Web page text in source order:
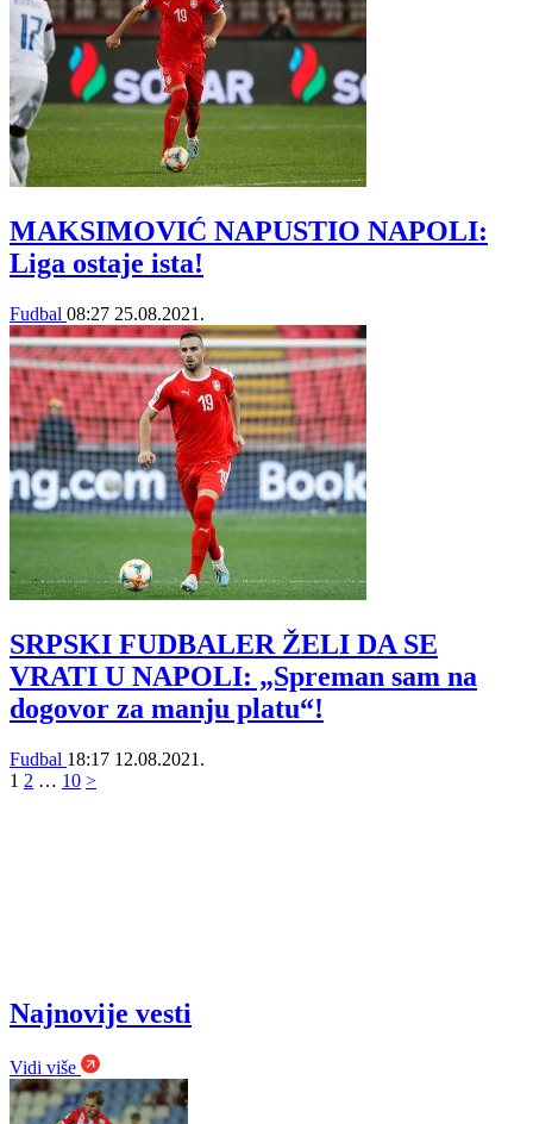
MAKSIMOVIĆ NAPUSTIO NAPOLI:
Liga ostaje ista!
Fudbal 08:27 25.08.2021.
SRPSKI FUDBALER ŽELI DA SE
VRATI U NAPOLI: „Spreman sam na
dogovor za manju platu“!
Fudbal 18:17 12.08.2021.
1 2 … 10 >
Najnovije vesti
Vidi više